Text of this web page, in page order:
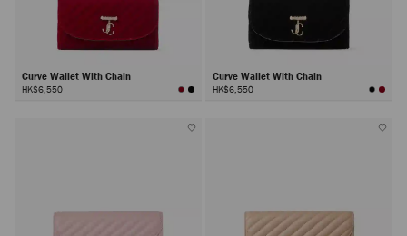
Curve Wallet With Chain
HK$6,550
Curve Wallet With Chain
HK$6,550